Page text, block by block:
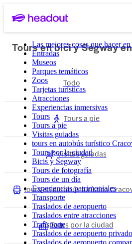
Las mejores cosas que hacer
Entradas
Museos
Parques temáticos
Zoos
Tarjetas turísticas
Atracciones
Experiencias inmersivas
Tours
Tours a pie
Visitas guiadas
tours en autobús turístico
Tours por la ciudad
Bicis y Segway
Tours de fotografía
Tours de un día
Experiencias patrimoniales
Transporte
Traslados de aeropuerto
Traslados entre atracciones
Transporte
Traslados de aeropuerto
Traslados de aeropuerto
Tours en bici y Segway
Todo
Tours a pie
Visitas guiadas
tours en autobús turístico
Tours por la ciudad